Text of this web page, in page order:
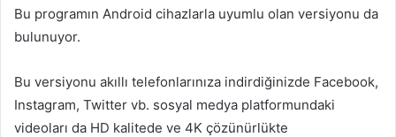
Bu programın Android cihazlarla uyumlu olan versiyonu da
bulunuyor.
Bu versiyonu akıllı telefonlarınıza indirdiğinizde Facebook,
Instagram, Twitter vb. sosyal medya platformundaki
videoları da HD kalitede ve 4K çözünürlükte